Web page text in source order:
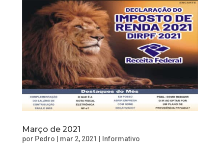
Março de 2021
por Pedro mar 2, 2021 Informativo